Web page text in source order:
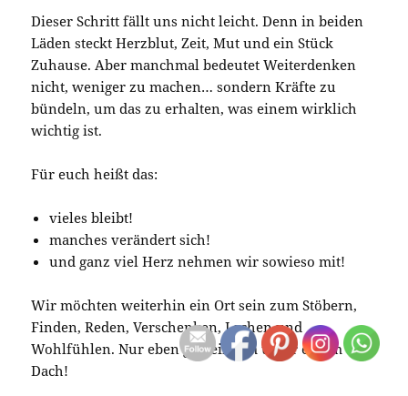
Dieser Schritt fällt uns nicht leicht. Denn in beiden
Läden steckt Herzblut, Zeit, Mut und ein Stück
Zuhause. Aber manchmal bedeutet Weiterdenken
nicht, weniger zu machen… sondern Kräfte zu
bündeln, um das zu erhalten, was einem wirklich
wichtig ist.
Für euch heißt das:
vieles bleibt!
manches verändert sich!
und ganz viel Herz nehmen wir sowieso mit!
Wir möchten weiterhin ein Ort sein zum Stöbern,
Finden, Reden, Verschenken, Lachen und
Wohlfühlen. Nur eben gemeinsam unter einem
Dach!